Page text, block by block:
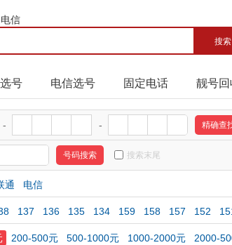
电信
号 电信选号 固定电话 靓号
- -
搜索末尾
通 电信
137 136 135 134 159 158 157 152
200-500元 500-1000元 1000-2000元 2000-